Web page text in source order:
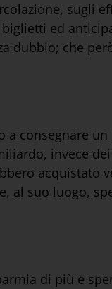
sugli
ed
dubbio; che
a consegnare
invece
acquistato
al suo luogo,
di più e